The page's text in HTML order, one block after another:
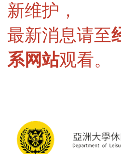
新维护，
最新消息请至
系网站观看。